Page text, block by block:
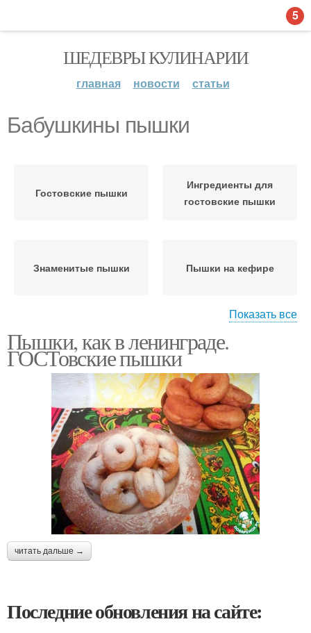
ШЕДЕВРЫ КУЛИНАРИИ
главная новости статьи
Бабушкины пышки
Гостовские пышки
Ингредиенты для
гостовские пышки
Знаменитые пышки Пышки на кефире
Жареные пышки Пышки на сковороде
Пышки на воде Воздушные пышки
Показать все
Пышки, как в ленинграде.
ГОСТовские пышки
читать дальше →
Последние обновления на сайте:
5